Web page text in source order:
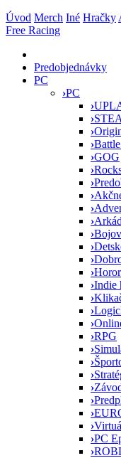
Úvod Merch Iné Hračky
Free Racing
Predobjednávky
PC
›PC
›
›
›
›
›GOG
›
›
›
›
›
›
›
›
›Horor
›Indie
›
›
›
›RPG
›
›
›
›
›
›
›
›PC
›